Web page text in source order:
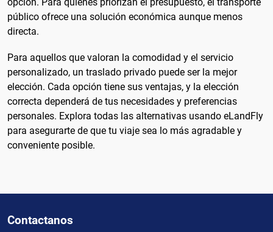
público ofrece una solución económica aunque menos
directa.
Para aquellos que valoran la comodidad y el servicio
personalizado, un traslado privado puede ser la mejor
elección. Cada opción tiene sus ventajas, y la elección
correcta dependerá de tus necesidades y preferencias
personales. Explora todas las alternativas usando eLandFly
para asegurarte de que tu viaje sea lo más agradable y
conveniente posible.
Contactanos